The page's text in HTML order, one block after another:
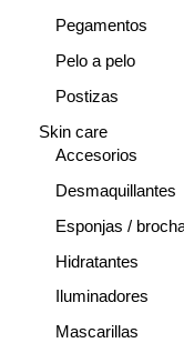
Pegamentos
Pelo a pelo
Postizas
Skin care
Accesorios
Desmaquillantes
Esponjas /
Hidratantes
Iluminadores
Mascarillas